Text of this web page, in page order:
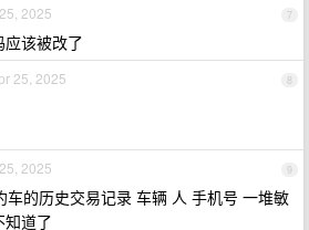
7
2025
该被改了
8
25, 2025
9
2025
车的历史交易记录 车辆 人 手机号 一堆敏
知道了